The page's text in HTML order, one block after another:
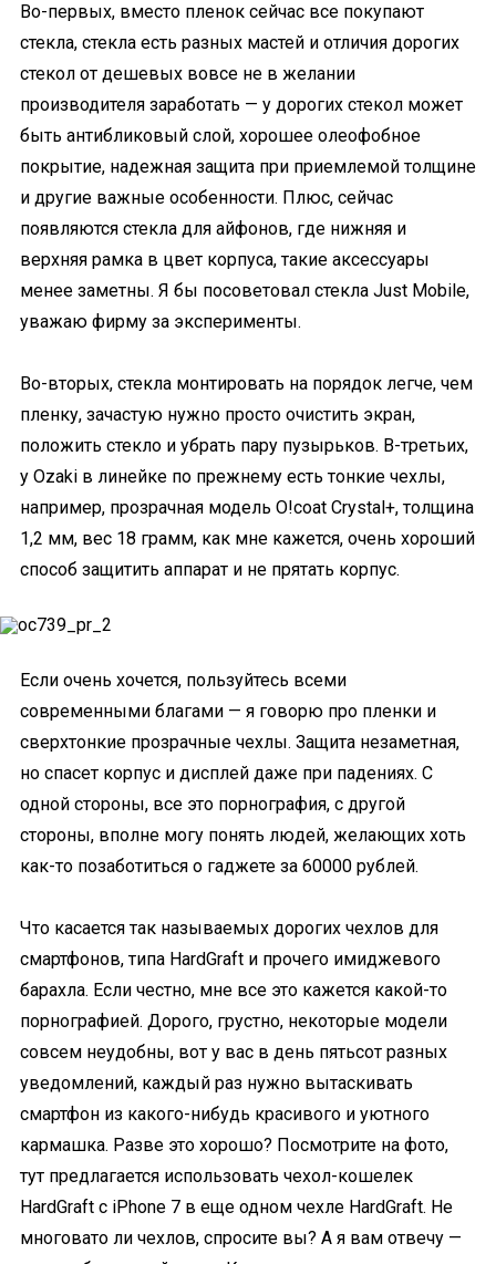
Во-первых, вместо пленок сейчас все покупают
стекла, стекла есть разных мастей и отличия дорогих
стекол от дешевых вовсе не в желании
производителя заработать — у дорогих стекол может
быть антибликовый слой, хорошее олеофобное
покрытие, надежная защита при приемлемой толщине
и другие важные особенности. Плюс, сейчас
появляются стекла для айфонов, где нижняя и
верхняя рамка в цвет корпуса, такие аксессуары
менее заметны. Я бы посоветовал стекла Just Mobile,
уважаю фирму за эксперименты.
Во-вторых, стекла монтировать на порядок легче, чем
пленку, зачастую нужно просто очистить экран,
положить стекло и убрать пару пузырьков. В-третьих,
у Ozaki в линейке по прежнему есть тонкие чехлы,
например, прозрачная модель O!coat Crystal+, толщина
1,2 мм, вес 18 грамм, как мне кажется, очень хороший
способ защитить аппарат и не прятать корпус.
Если очень хочется, пользуйтесь всеми
современными благами — я говорю про пленки и
сверхтонкие прозрачные чехлы. Защита незаметная,
но спасет корпус и дисплей даже при падениях. С
одной стороны, все это порнография, с другой
стороны, вполне могу понять людей, желающих хоть
как-то позаботиться о гаджете за 60000 рублей.
Что касается так называемых дорогих чехлов для
смартфонов, типа HardGraft и прочего имиджевого
барахла. Если честно, мне все это кажется какой-то
порнографией. Дорого, грустно, некоторые модели
совсем неудобны, вот у вас в день пятьсот разных
уведомлений, каждый раз нужно вытаскивать
смартфон из какого-нибудь красивого и уютного
кармашка. Разве это хорошо? Посмотрите на фото,
тут предлагается использовать чехол-кошелек
HardGraft с iPhone 7 в еще одном чехле HardGraft. Не
многовато ли чехлов, спросите вы? А я вам отвечу —